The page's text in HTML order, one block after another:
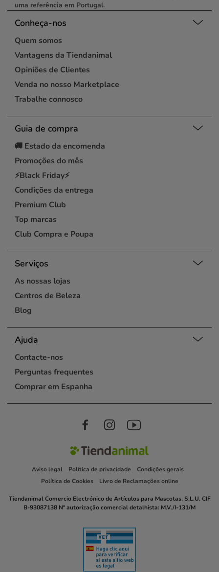
uma referência em Portugal.
Conheça-nos
Quem somos
Vantagens da Tiendanimal
Opiniões de Clientes
Venda no nosso Marketplace
Trabalhe connosco
Guia de compra
🚚 Estado da encomenda
Promoções do mês
⚡Black Friday⚡
Condições da entrega
Premium Club
Top marcas
Club Compra e Poupa
Serviços
As nossas lojas
Centros de Beleza
Blog
Ajuda
Contacte-nos
Perguntas frequentes
Comprar em Espanha
Aviso legal Política de privacidade
Condições gerais
Política de Cookies
Livro de Reclamações online
Tiendanimal Comercio Electrónico de Artículos para Mascotas, S.L.U. CIF
B-93087138 Nº autorização comercial detalhista: M.V./I-131/M